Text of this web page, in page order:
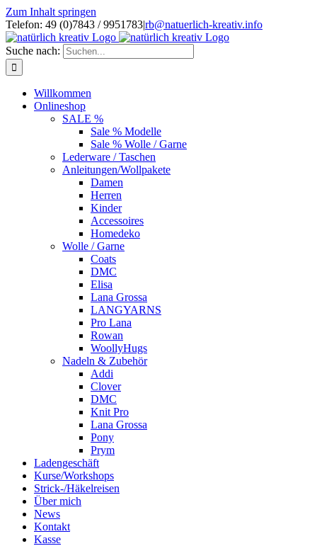
Zum Inhalt springen
Telefon: 49 (0)7843 / 9951783|rb@natuerlich-kreativ.info
Suche nach:
Willkommen
Onlineshop
SALE %
Sale % Modelle
Sale % Wolle / Garne
Lederware / Taschen
Anleitungen/Wollpakete
Damen
Herren
Kinder
Accessoires
Homedeko
Wolle / Garne
Coats
DMC
Elisa
Lana Grossa
LANGYARNS
Pro Lana
Rowan
WoollyHugs
Nadeln & Zubehör
Addi
Clover
DMC
Knit Pro
Lana Grossa
Pony
Prym
Ladengeschäft
Kurse/Workshops
Strick-/Häkelreisen
Über mich
News
Kontakt
Kasse